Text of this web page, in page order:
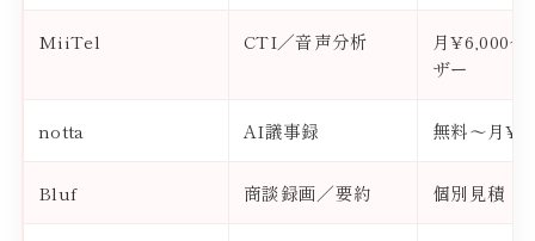
MiiTel CTI／音声分析
月¥6,000〜
ザー
notta AI議事録 無料〜月
Bluf 商談録画／要約 個別見積